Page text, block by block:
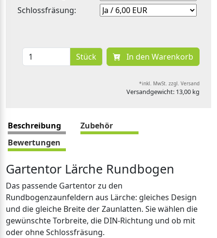
Schlossfräsung:
Stück In den Warenkorb
*inkl. MwSt. zzgl. Versand
Versandgewicht: 13,00 kg
Beschreibung
Zubehör
Bewertungen
Gartentor Lärche Rundbogen
Das passende Gartentor zu den
Rundbogenzaunfeldern aus Lärche: gleiches Design
und die gleiche Breite der Zaunlatten. Sie wählen die
gewünschte Torbreite, die DIN-Richtung und ob mit
oder ohne Schlossfräsung.